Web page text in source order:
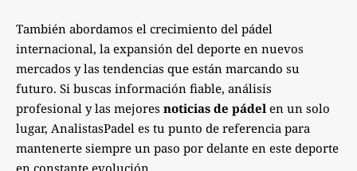
También abordamos el crecimiento del pádel
internacional, la expansión del deporte en nuevos
mercados y las tendencias que están marcando su
futuro. Si buscas información fiable, análisis
profesional y las mejores noticias de pádel en un solo
lugar, AnalistasPadel es tu punto de referencia para
mantenerte siempre un paso por delante en este deporte
en constante evolución.